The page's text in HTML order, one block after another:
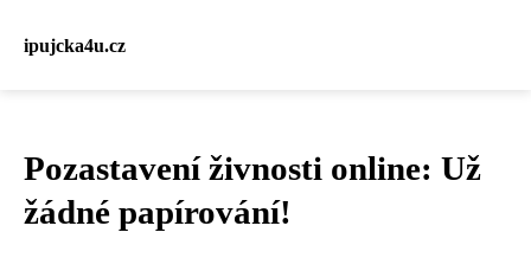
ipujcka4u.cz
Pozastavení živnosti online: Už
žádné papírování!